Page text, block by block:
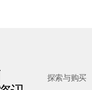
探索与购买